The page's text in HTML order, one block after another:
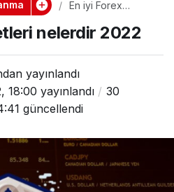
En iyi Forex
2022
nelerdir 2022
yayınlandı
18:00 yayınlandı
30
güncellendi